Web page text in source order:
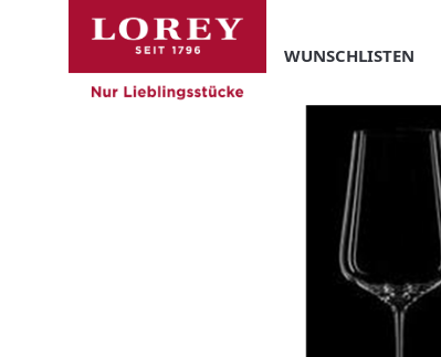
WUNSCHLISTEN